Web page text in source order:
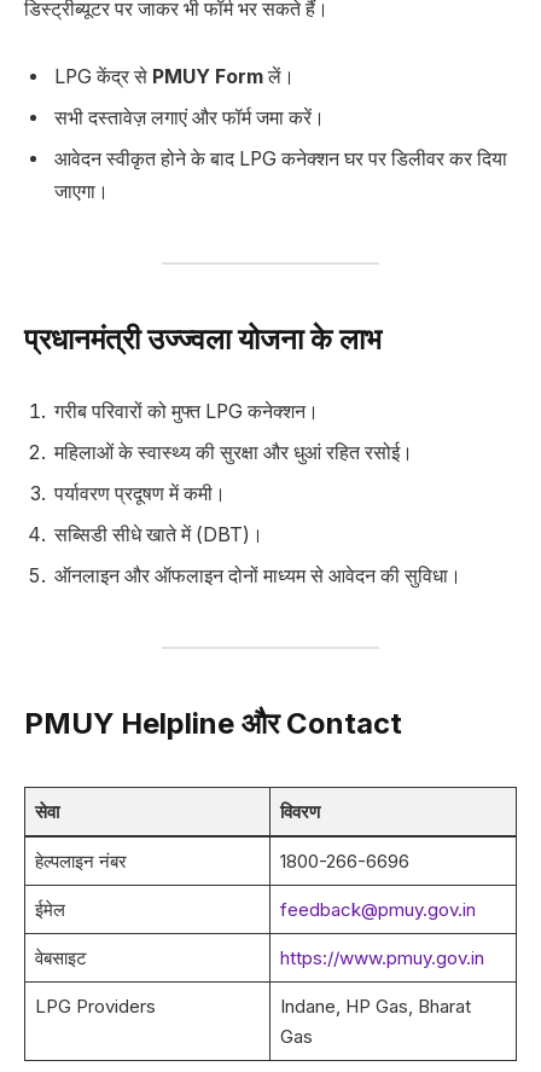
डिस्ट्रीब्यूटर पर जाकर भी फॉर्म भर सकते हैं।
LPG केंद्र से PMUY Formलें।
सभी दस्तावेज़ लगाएं और फॉर्म जमा करें।
आवेदन स्वीकृत होने के बाद LPG कनेक्शन घर पर डिलीवर कर दिया
जाएगा।
प्रधानमंत्री उज्ज्वला योजना के लाभ
गरीब परिवारों को मुफ्त LPG कनेक्शन।
महिलाओं के स्वास्थ्य की सुरक्षा और धुआं रहित रसोई।
पर्यावरण प्रदूषण में कमी।
सब्सिडी सीधे खाते में (DBT)।
ऑनलाइन और ऑफलाइन दोनों माध्यम से आवेदन की सुविधा।
PMUY Helpline और Contact
सेवा विवरण
हेल्पलाइन नंबर 1800-266-6696
ईमेल feedback@pmuy.gov.in
वेबसाइट https://www.pmuy.gov.in
LPG Providers
Indane, HP Gas, Bharat
Gas